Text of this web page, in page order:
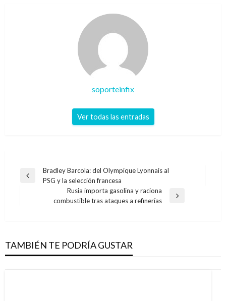
soporteinfix
Ver todas las entradas
Navegación
entradas
Entrada
Bradley Barcola: del Olympique Lyonnais al
PSG y la selección francesa
Rusia importa gasolina y raciona
combustible tras ataques a refinerías
TAMBIÉN TE PODRÍA GUSTAR